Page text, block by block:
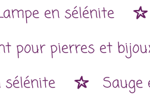
en sélénite
pour pierres et
sélénite
Sauge